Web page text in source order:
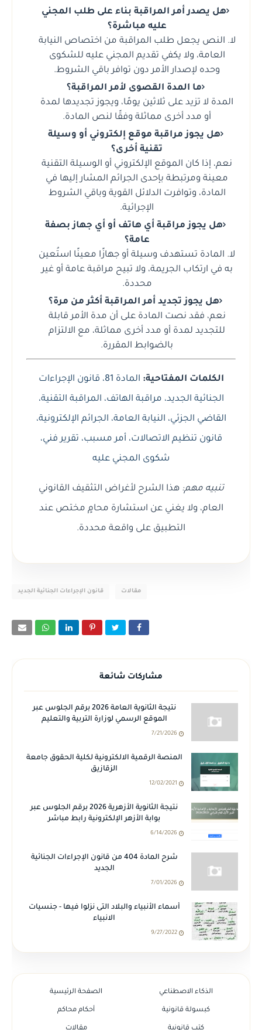
هل يصدر أمر المراقبة بناء على طلب المجني
عليه مباشرة؟
لا. النص يجعل طلب المراقبة من اختصاص النيابة
العامة، ولا يكفي تقديم المجني عليه للشكوى
وحده لإصدار الأمر دون توافر باقي الشروط.
ما المدة القصوى لأمر المراقبة؟
المدة لا تزيد على ثلاثين يومًا، ويجوز تجديدها لمدة
أو مدد أخرى مماثلة وفقًا لنص المادة.
هل يجوز مراقبة موقع إلكتروني أو وسيلة
تقنية أخرى؟
نعم، إذا كان الموقع الإلكتروني أو الوسيلة التقنية
معينة ومرتبطة بإحدى الجرائم المشار إليها في
المادة، وتوافرت الدلائل القوية وباقي الشروط
الإجرائية.
هل يجوز مراقبة أي هاتف أو أي جهاز بصفة
عامة؟
لا. المادة تستهدف وسيلة أو جهازًا معينًا استُعين
به في ارتكاب الجريمة، ولا تبيح مراقبة عامة أو غير
محددة.
هل يجوز تجديد أمر المراقبة أكثر من مرة؟
نعم، فقد نصت المادة على أن مدة الأمر قابلة
للتجديد لمدة أو مدد أخرى مماثلة، مع الالتزام
بالضوابط المقررة.
الكلمات المفتاحية:
المادة 81، قانون الإجراءات
الجنائية الجديد، مراقبة الهاتف، المراقبة التقنية،
القاضي الجزئي، النيابة العامة، الجرائم الإلكترونية،
قانون تنظيم الاتصالات، أمر مسبب، تقرير فني،
شكوى المجني عليه
تنبيه مهم: هذا الشرح لأغراض التثقيف القانوني
العام، ولا يغني عن استشارة محامٍ مختص عند
التطبيق على واقعة محددة.
قانون الإجراءات الجنائية الجديد مقالات
مشاركات شائعة
نتيجة الثانوية العامة 2026 برقم الجلوس عبر
الموقع الرسمي لوزارة التربية والتعليم
7/21/2026
المنصة الرقمية الالكترونية لكلية الحقوق جامعة
الزقازيق
12/02/2021
نتيجة الثانوية الأزهرية 2026 برقم الجلوس عبر
بوابة الأزهر الإلكترونية رابط مباشر
6/14/2026
شرح المادة 404 من قانون الإجراءات الجنائية
الجديد
7/01/2026
أسماء الأنبياء والبلاد التى نزلوا فيها - جنسيات
الانبياء
9/27/2022
الصفحة الرئيسية الذكاء الاصطناعي
أحكام محاكم كبسولة قانونية
مقالات كتب قانونية